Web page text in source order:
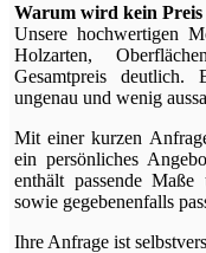
Warum wird kein Preis
Unsere hochwertigen
Holzarten,
Gesamtpreis deutlich.
ungenau und wenig
Mit einer kurzen
ein persönliches
enthält passende
sowie gegebenenfalls
Ihre Anfrage ist